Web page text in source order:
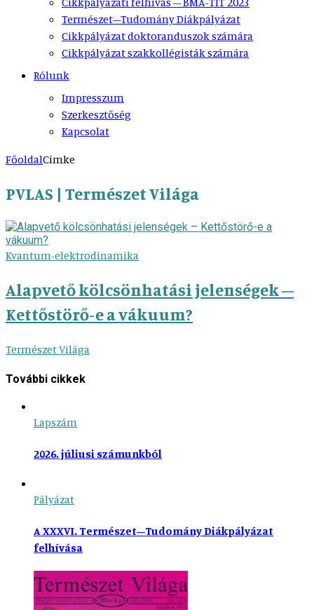
Természet–Tudomány Diákpályázat
Cikkpályázat doktoranduszok számára
Cikkpályázat szakkollégisták számára
Rólunk
Impresszum
Szerkesztőség
Kapcsolat
FőoldalCímke
PVLAS | Természet Világa
Kvantum-elektrodinamika
Alapvető kölcsönhatási jelenségek –
Kettőstörő-e a vákuum?
Természet Világa
További cikkek
Lapszám
2026. júliusi számunkból
Pályázat
A XXXVI. Természet–Tudomány Diákpályázat
felhívása